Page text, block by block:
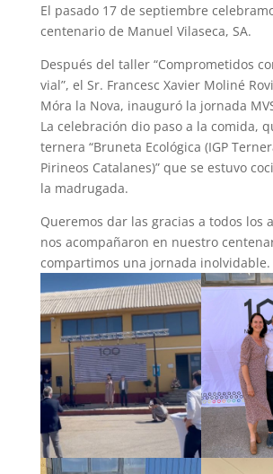
El pasado 17 de septiembre
centenario de Manuel Vilaseca, SA.
Después del taller “Comprometidos
vial”, el Sr. Francesc Xavier Moliné
Móra la Nova, inauguró la jornada
La celebración dio paso a la comida,
ternera “Bruneta Ecológica (IGP
Pirineos Catalanes)” que se estuvo
la madrugada.
Queremos dar las gracias a todos los
nos acompañaron en nuestro
compartimos una jornada inolvidable.